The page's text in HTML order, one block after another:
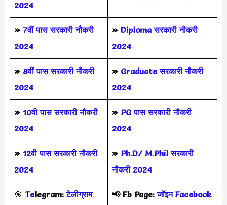
2024
» 7वीं पास सरकारी नौकरी
2024
» Diploma सरकारी नौकरी
2024
» 8वीं पास सरकारी नौकरी
2024
» Graduate सरकारी नौकरी
2024
» 10वी पास सरकारी नौकरी
2024
» PG पास सरकारी नौकरी
2024
» 12वी पास सरकारी नौकरी
2024
» Ph.D/ M.Phil सरकारी
नौकरी 2024
🎯 Telegram: टेलीग्राम
📢 Fb Page:जॉइन Facebook